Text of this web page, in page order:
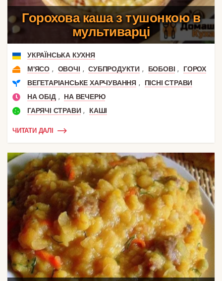
Горохова каша з тушонкою в
мультиварці
УКРАЇНСЬКА КУХНЯ
М'ЯСО , ОВОЧІ , СУБПРОДУКТИ , БОБОВІ ,
ГОРОХ
ВЕГЕТАРІАНСЬКЕ ХАРЧУВАННЯ ,
ПІСНІ СТРАВИ
НА ОБІД ,
НА ВЕЧЕРЮ
ГАРЯЧІ СТРАВИ , КАШІ
ЧИТАТИ ДАЛІ